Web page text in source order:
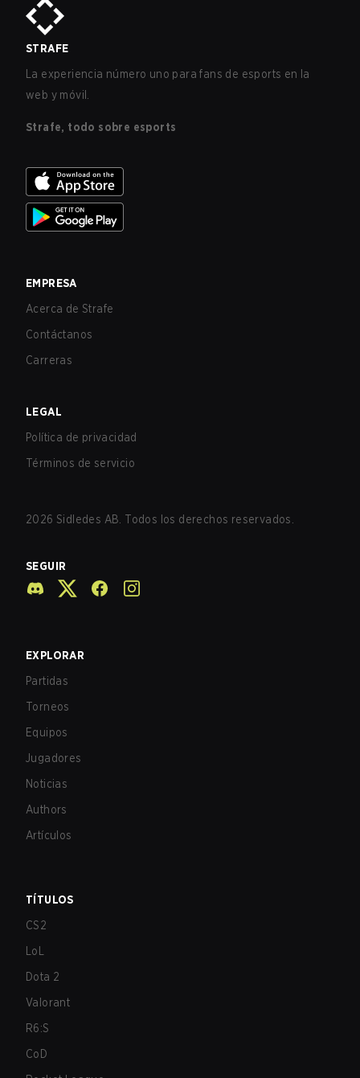
STRAFE
La experiencia número uno para fans de esports en la
web y móvil.
Strafe, todo sobre esports
EMPRESA
Acerca de Strafe
Contáctanos
Carreras
LEGAL
Política de privacidad
Términos de servicio
2026 Sidledes AB. Todos los derechos reservados.
SEGUIR
EXPLORAR
Partidas
Torneos
Equipos
Jugadores
Noticias
Authors
Artículos
TÍTULOS
CS2
LoL
Dota 2
Valorant
R6:S
CoD